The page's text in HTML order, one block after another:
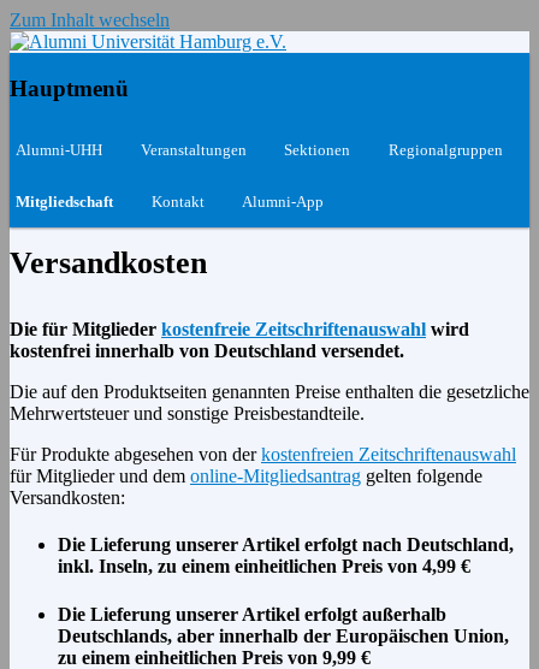
Zum Inhalt wechseln
Alumni Universität Hamburg
Hauptmenü
Alumni-UHH Veranstaltungen Sektionen Regionalgruppen
Mitgliedschaft Kontakt Alumni-App
Versandkosten
Die für Mitglieder kostenfreie Zeitschriftenauswahl wird
kostenfrei innerhalb von Deutschland versendet.
Die auf den Produktseiten genannten Preise enthalten die gesetzliche
Mehrwertsteuer und sonstige Preisbestandteile.
Für Produkte abgesehen von derkostenfreien Zeitschriftenauswahl
für Mitglieder und dem online-Mitgliedsantrag gelten folgende
Versandkosten:
Die Lieferung unserer Artikel erfolgt nach Deutschland,
inkl. Inseln, zu einem einheitlichen Preis von 4,99 €
Die Lieferung unserer Artikel erfolgt außerhalb
Deutschlands, aber innerhalb der Europäischen Union,
zu einem einheitlichen Preis von 9,99 €